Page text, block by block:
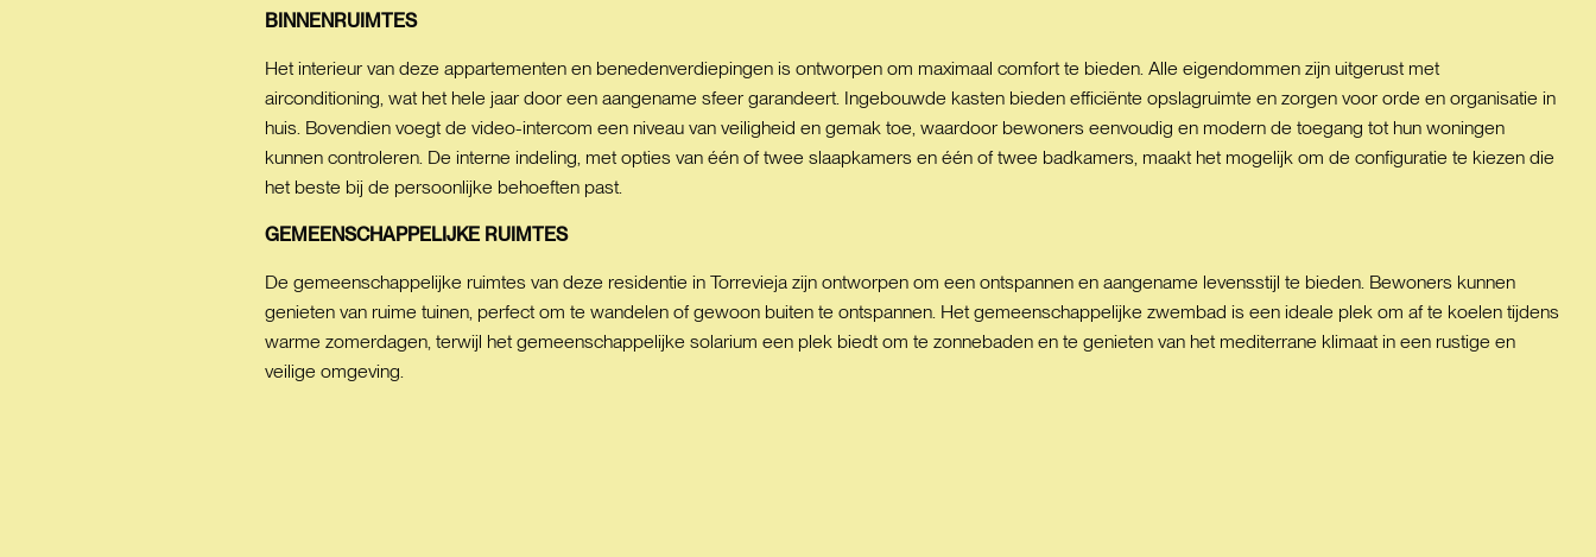
BINNENRUIMTES
Het interieur van deze appartementen en benedenverdiepingen is ontworpen om maximaal comfort te bieden. Alle eigendommen zijn uitgerust met
airconditioning, wat het hele jaar door een aangename sfeer garandeert. Ingebouwde kasten bieden efficiënte opslagruimte en zorgen voor orde en organisatie in
huis. Bovendien voegt de video-intercom een niveau van veiligheid en gemak toe, waardoor bewoners eenvoudig en modern de toegang tot hun woningen
kunnen controleren. De interne indeling, met opties van één of twee slaapkamers en één of twee badkamers, maakt het mogelijk om de configuratie te kiezen die
het beste bij de persoonlijke behoeften past.
GEMEENSCHAPPELIJKE RUIMTES
De gemeenschappelijke ruimtes van deze residentie in Torrevieja zijn ontworpen om een ontspannen en aangename levensstijl te bieden. Bewoners kunnen
genieten van ruime tuinen, perfect om te wandelen of gewoon buiten te ontspannen. Het gemeenschappelijke zwembad is een ideale plek om af te koelen tijdens
warme zomerdagen, terwijl het gemeenschappelijke solarium een plek biedt om te zonnebaden en te genieten van het mediterrane klimaat in een rustige en
veilige omgeving.